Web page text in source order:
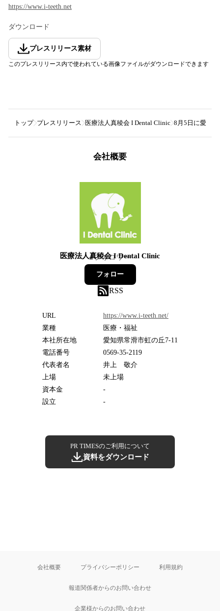
https://www.i-teeth.net
ダウンロード
プレスリリース素材
このプレスリリース内で使われている画像ファイルがダウンロードできます
トップ プレスリリース 医療法人真稜会 I Dental Clinic 8月5日に愛知
会社概要
医療法人真稜会 I Dental Clinic
0フォロワー
フォロー
RSS
URL
https://www.i-teeth.net/
業種
医療・福祉
本社所在地
愛知県常滑市虹の丘7-11
電話番号
0569-35-2119
代表者名
井上 敬介
上場
未上場
資本金
-
設立
-
PR TIMESのご利用について
資料をダウンロード
会社概要 プライバシーポリシー 利用規約
報道関係者からのお問い合わせ
企業様からのお問い合わせ